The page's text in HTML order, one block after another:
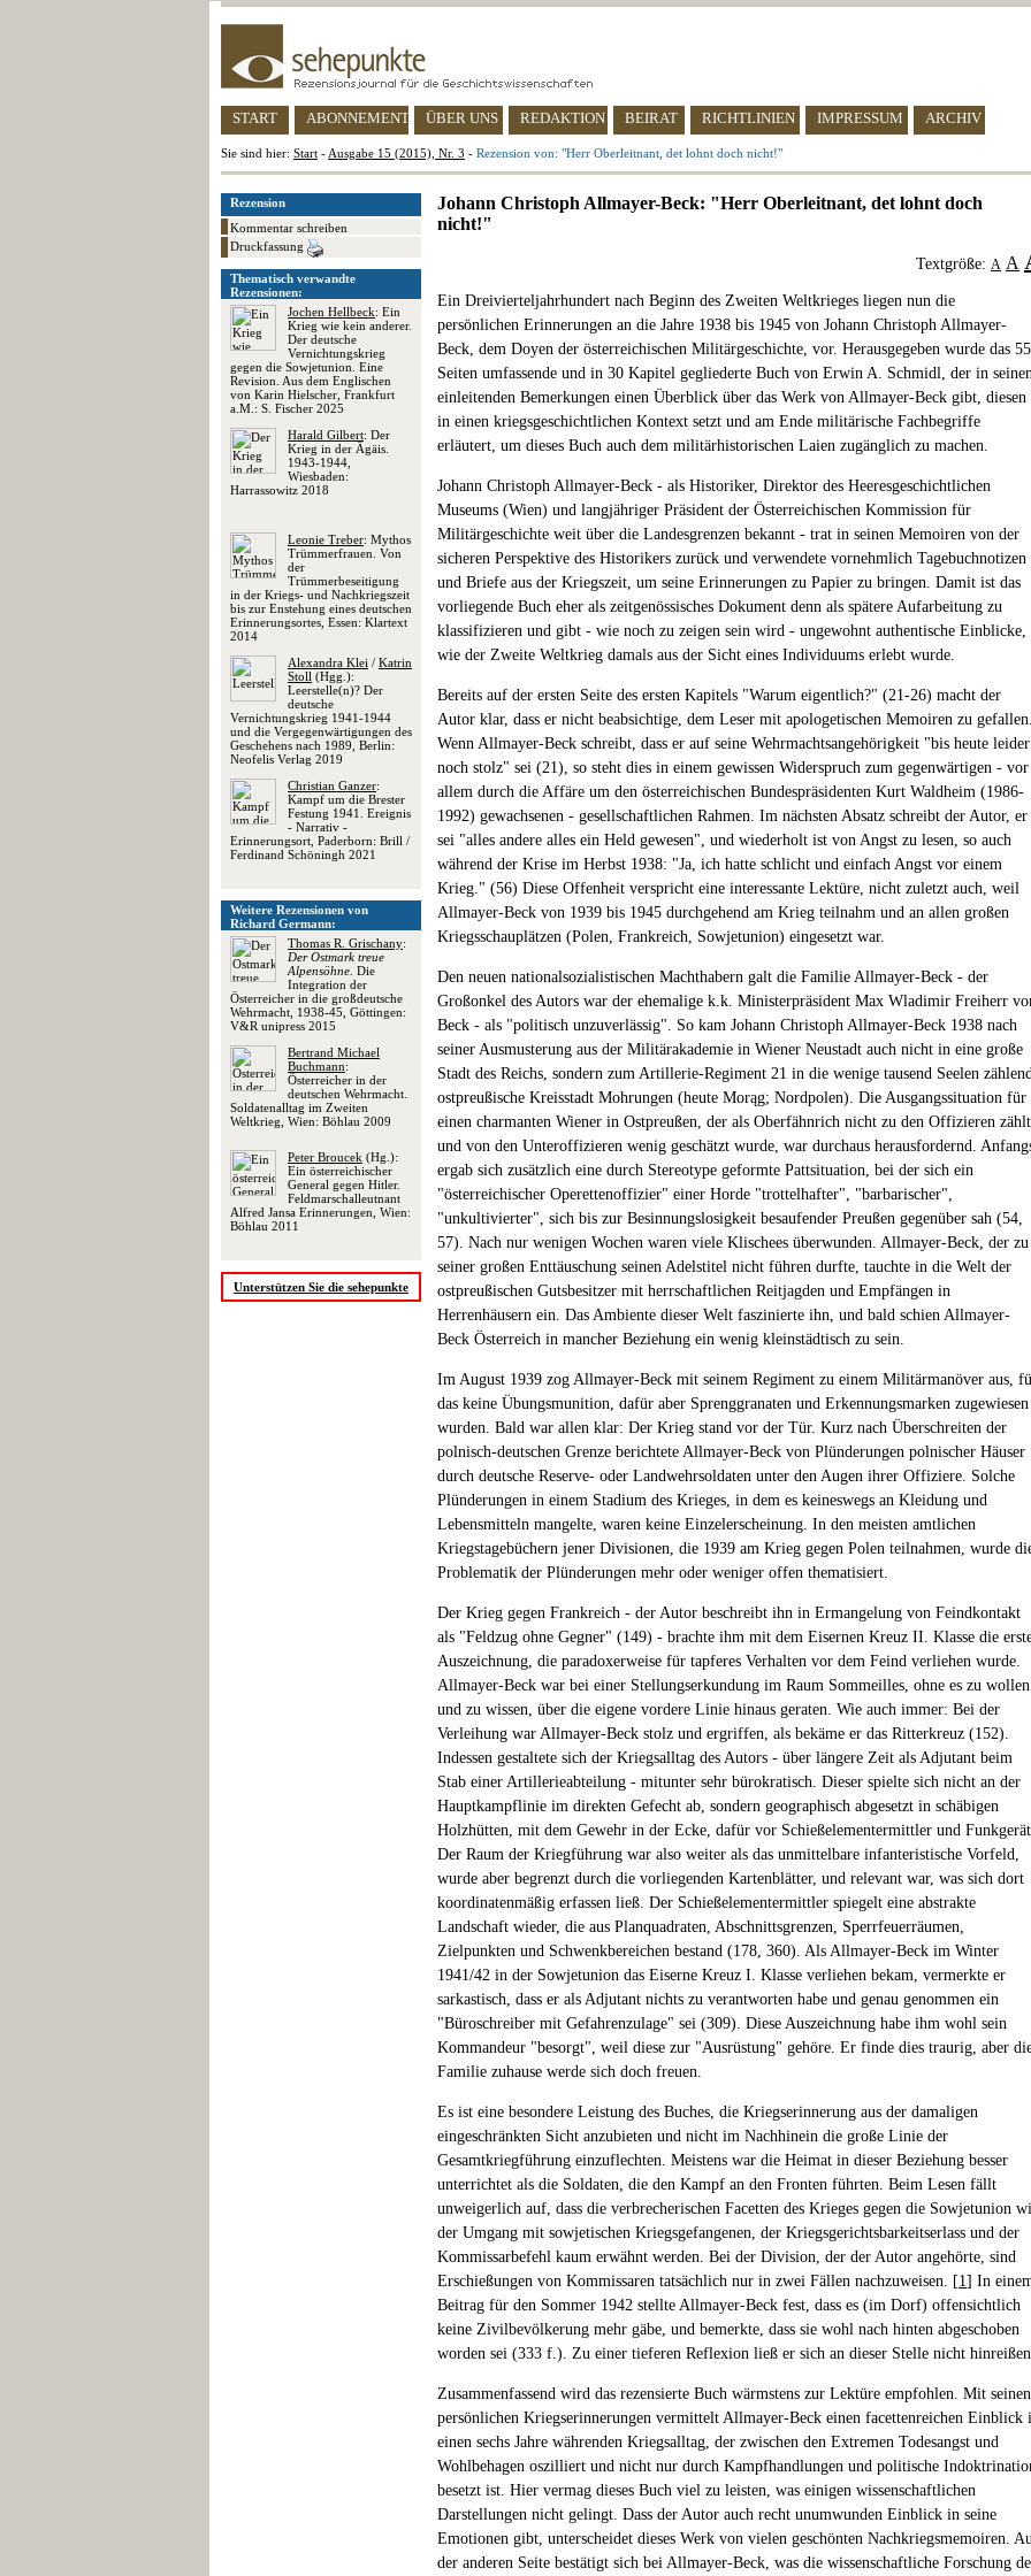
START ABONNEMENT ÜBER UNS REDAKTION BEIRAT RICHTLINIEN IMPRESSUM ARCHIV
Sie sind hier: Start - Ausgabe 15 (2015), Nr. 3 - Rezension von: "Herr Oberleitnant, det lohnt doch nicht!"
Rezension
Kommentar schreiben
Druckfassung
Thematisch verwandte
Rezensionen:
Jochen Hellbeck: Ein
Krieg wie kein anderer.
Der deutsche
Vernichtungskrieg
gegen die Sowjetunion. Eine
Revision. Aus dem Englischen
von Karin Hielscher, Frankfurt
a.M.: S. Fischer 2025
Harald Gilbert: Der
Krieg in der Ägäis.
1943-1944,
Wiesbaden:
Harrassowitz 2018
Leonie Treber: Mythos
Trümmerfrauen. Von
der
Trümmerbeseitigung
in der Kriegs- und Nachkriegszeit
bis zur Enstehung eines deutschen
Erinnerungsortes, Essen: Klartext
2014
Alexandra Klei / Katrin
Stoll (Hgg.):
Leerstelle(n)? Der
deutsche
Vernichtungskrieg 1941-1944
und die Vergegenwärtigungen des
Geschehens nach 1989, Berlin:
Neofelis Verlag 2019
Christian Ganzer:
Kampf um die Brester
Festung 1941. Ereignis
- Narrativ -
Erinnerungsort, Paderborn: Brill /
Ferdinand Schöningh 2021
Weitere Rezensionen von
Richard Germann:
Thomas R. Grischany:
Der Ostmark treue
Alpensöhne . Die
Integration der
Österreicher in die großdeutsche
Wehrmacht, 1938-45, Göttingen:
V&R unipress 2015
Bertrand Michael
Buchmann:
Österreicher in der
deutschen Wehrmacht.
Soldatenalltag im Zweiten
Weltkrieg, Wien: Böhlau 2009
Peter Broucek (Hg.):
Ein österreichischer
General gegen Hitler.
Feldmarschalleutnant
Alfred Jansa Erinnerungen, Wien:
Böhlau 2011
Unterstützen Sie die sehepunkte
Johann Christoph Allmayer-Beck: "Herr Oberleitnant, det lohnt doch
nicht!"
Textgröße: A A
Ein Dreivierteljahrhundert nach Beginn des Zweiten Weltkrieges liegen nun die
persönlichen Erinnerungen an die Jahre 1938 bis 1945 von Johann Christoph Allmayer-
Beck, dem Doyen der österreichischen Militärgeschichte, vor. Herausgegeben wurde das
Seiten umfassende und in 30 Kapitel gegliederte Buch von Erwin A. Schmidl, der in
einleitenden Bemerkungen einen Überblick über das Werk von Allmayer-Beck gibt, diesen
in einen kriegsgeschichtlichen Kontext setzt und am Ende militärische Fachbegriffe
erläutert, um dieses Buch auch dem militärhistorischen Laien zugänglich zu machen.
Johann Christoph Allmayer-Beck - als Historiker, Direktor des Heeresgeschichtlichen
Museums (Wien) und langjähriger Präsident der Österreichischen Kommission für
Militärgeschichte weit über die Landesgrenzen bekannt - trat in seinen Memoiren von der
sicheren Perspektive des Historikers zurück und verwendete vornehmlich Tagebuchnotizen
und Briefe aus der Kriegszeit, um seine Erinnerungen zu Papier zu bringen. Damit ist das
vorliegende Buch eher als zeitgenössisches Dokument denn als spätere Aufarbeitung zu
klassifizieren und gibt - wie noch zu zeigen sein wird - ungewohnt authentische Einblicke,
wie der Zweite Weltkrieg damals aus der Sicht eines Individuums erlebt wurde.
Bereits auf der ersten Seite des ersten Kapitels "Warum eigentlich?" (21-26) macht der
Autor klar, dass er nicht beabsichtige, dem Leser mit apologetischen Memoiren zu gefallen.
Wenn Allmayer-Beck schreibt, dass er auf seine Wehrmachtsangehörigkeit "bis heute leider
noch stolz" sei (21), so steht dies in einem gewissen Widerspruch zum gegenwärtigen - vor
allem durch die Affäre um den österreichischen Bundespräsidenten Kurt Waldheim (1986-
1992) gewachsenen - gesellschaftlichen Rahmen. Im nächsten Absatz schreibt der Autor, er
sei "alles andere alles ein Held gewesen", und wiederholt ist von Angst zu lesen, so auch
während der Krise im Herbst 1938: "Ja, ich hatte schlicht und einfach Angst vor einem
Krieg." (56) Diese Offenheit verspricht eine interessante Lektüre, nicht zuletzt auch, weil
Allmayer-Beck von 1939 bis 1945 durchgehend am Krieg teilnahm und an allen großen
Kriegsschauplätzen (Polen, Frankreich, Sowjetunion) eingesetzt war.
Den neuen nationalsozialistischen Machthabern galt die Familie Allmayer-Beck - der
Großonkel des Autors war der ehemalige k.k. Ministerpräsident Max Wladimir Freiherr
Beck - als "politisch unzuverlässig". So kam Johann Christoph Allmayer-Beck 1938 nach
seiner Ausmusterung aus der Militärakademie in Wiener Neustadt auch nicht in eine große
Stadt des Reichs, sondern zum Artillerie-Regiment 21 in die wenige tausend Seelen
ostpreußische Kreisstadt Mohrungen (heute Morąg; Nordpolen). Die Ausgangssituation für
einen charmanten Wiener in Ostpreußen, der als Oberfähnrich nicht zu den Offizieren
und von den Unteroffizieren wenig geschätzt wurde, war durchaus herausfordernd.
ergab sich zusätzlich eine durch Stereotype geformte Pattsituation, bei der sich ein
"österreichischer Operettenoffizier" einer Horde "trottelhafter", "barbarischer",
"unkultivierter", sich bis zur Besinnungslosigkeit besaufender Preußen gegenüber sah (54,
57). Nach nur wenigen Wochen waren viele Klischees überwunden. Allmayer-Beck, der zu
seiner großen Enttäuschung seinen Adelstitel nicht führen durfte, tauchte in die Welt der
ostpreußischen Gutsbesitzer mit herrschaftlichen Reitjagden und Empfängen in
Herrenhäusern ein. Das Ambiente dieser Welt faszinierte ihn, und bald schien Allmayer-
Beck Österreich in mancher Beziehung ein wenig kleinstädtisch zu sein.
Im August 1939 zog Allmayer-Beck mit seinem Regiment zu einem Militärmanöver aus,
das keine Übungsmunition, dafür aber Sprenggranaten und Erkennungsmarken zugewiesen
wurden. Bald war allen klar: Der Krieg stand vor der Tür. Kurz nach Überschreiten der
polnisch-deutschen Grenze berichtete Allmayer-Beck von Plünderungen polnischer Häuser
durch deutsche Reserve- oder Landwehrsoldaten unter den Augen ihrer Offiziere. Solche
Plünderungen in einem Stadium des Krieges, in dem es keineswegs an Kleidung und
Lebensmitteln mangelte, waren keine Einzelerscheinung. In den meisten amtlichen
Kriegstagebüchern jener Divisionen, die 1939 am Krieg gegen Polen teilnahmen, wurde
Problematik der Plünderungen mehr oder weniger offen thematisiert.
Der Krieg gegen Frankreich - der Autor beschreibt ihn in Ermangelung von Feindkontakt
als "Feldzug ohne Gegner" (149) - brachte ihm mit dem Eisernen Kreuz II. Klasse die
Auszeichnung, die paradoxerweise für tapferes Verhalten vor dem Feind verliehen wurde.
Allmayer-Beck war bei einer Stellungserkundung im Raum Sommeilles, ohne es zu wollen
und zu wissen, über die eigene vordere Linie hinaus geraten. Wie auch immer: Bei der
Verleihung war Allmayer-Beck stolz und ergriffen, als bekäme er das Ritterkreuz (152).
Indessen gestaltete sich der Kriegsalltag des Autors - über längere Zeit als Adjutant beim
Stab einer Artillerieabteilung - mitunter sehr bürokratisch. Dieser spielte sich nicht an der
Hauptkampflinie im direkten Gefecht ab, sondern geographisch abgesetzt in schäbigen
Holzhütten, mit dem Gewehr in der Ecke, dafür vor Schießelementermittler und
Der Raum der Kriegführung war also weiter als das unmittelbare infanteristische Vorfeld,
wurde aber begrenzt durch die vorliegenden Kartenblätter, und relevant war, was sich dort
koordinatenmäßig erfassen ließ. Der Schießelementermittler spiegelt eine abstrakte
Landschaft wieder, die aus Planquadraten, Abschnittsgrenzen, Sperrfeuerräumen,
Zielpunkten und Schwenkbereichen bestand (178, 360). Als Allmayer-Beck im Winter
1941/42 in der Sowjetunion das Eiserne Kreuz I. Klasse verliehen bekam, vermerkte er
sarkastisch, dass er als Adjutant nichts zu verantworten habe und genau genommen ein
"Büroschreiber mit Gefahrenzulage" sei (309). Diese Auszeichnung habe ihm wohl sein
Kommandeur "besorgt", weil diese zur "Ausrüstung" gehöre. Er finde dies traurig, aber
Familie zuhause werde sich doch freuen.
Es ist eine besondere Leistung des Buches, die Kriegserinnerung aus der damaligen
eingeschränkten Sicht anzubieten und nicht im Nachhinein die große Linie der
Gesamtkriegführung einzuflechten. Meistens war die Heimat in dieser Beziehung besser
unterrichtet als die Soldaten, die den Kampf an den Fronten führten. Beim Lesen fällt
unweigerlich auf, dass die verbrecherischen Facetten des Krieges gegen die Sowjetunion
der Umgang mit sowjetischen Kriegsgefangenen, der Kriegsgerichtsbarkeitserlass und der
Kommissarbefehl kaum erwähnt werden. Bei der Division, der der Autor angehörte, sind
Erschießungen von Kommissaren tatsächlich nur in zwei Fällen nachzuweisen. [1] In
Beitrag für den Sommer 1942 stellte Allmayer-Beck fest, dass es (im Dorf) offensichtlich
keine Zivilbevölkerung mehr gäbe, und bemerkte, dass sie wohl nach hinten abgeschoben
worden sei (333 f.). Zu einer tieferen Reflexion ließ er sich an dieser Stelle nicht
Zusammenfassend wird das rezensierte Buch wärmstens zur Lektüre empfohlen. Mit seinen
persönlichen Kriegserinnerungen vermittelt Allmayer-Beck einen facettenreichen Einblick
einen sechs Jahre währenden Kriegsalltag, der zwischen den Extremen Todesangst und
Wohlbehagen oszilliert und nicht nur durch Kampfhandlungen und politische
besetzt ist. Hier vermag dieses Buch viel zu leisten, was einigen wissenschaftlichen
Darstellungen nicht gelingt. Dass der Autor auch recht unumwunden Einblick in seine
Emotionen gibt, unterscheidet dieses Werk von vielen geschönten Nachkriegsmemoiren.
der anderen Seite bestätigt sich bei Allmayer-Beck, was die wissenschaftliche Forschung